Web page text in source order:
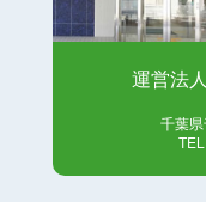
運営法
千葉